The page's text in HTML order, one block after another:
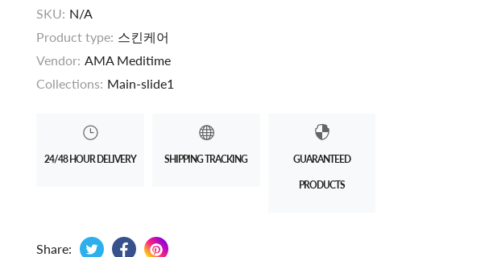
SKU: N/A
Product type: 스킨케어
Vendor: AMA Meditime
Collections: Main-slide1
24/48 HOUR DELIVERY SHIPPING TRACKING GUARANTEED
PRODUCTS
Share: Tweet on Twitter
Opens in a new window.
Share on Facebook
Opens in a new window.
Pin on Pinterest
Opens in a new window.